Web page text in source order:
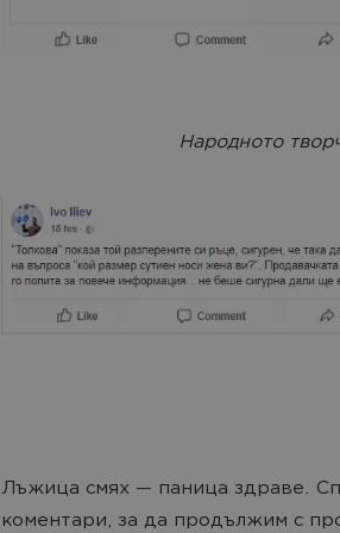
Народното
Лъжица смях — паница здраве.
коментари, за да продължим с